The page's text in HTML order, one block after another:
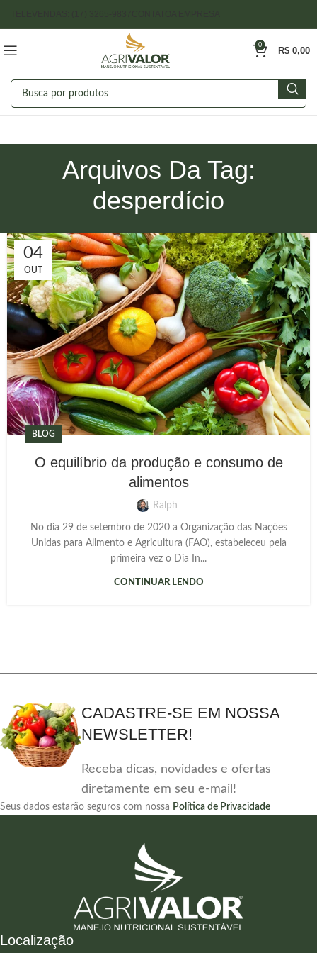
0 R$0,00
Arquivos Da Tag:
desperdício
04
OUT
BLOG
O equilíbrio da produção e consumo de
alimentos
Ralph
No dia 29 de setembro de 2020 a Organização das Nações
Unidas para Alimento e Agricultura (FAO), estabeleceu pela
primeira vez o Dia In...
CONTINUAR LENDO
CADASTRE-SE EM NOSSA
NEWSLETTER!
Receba dicas, novidades e ofertas
diretamente em seu e-mail!
Seus dados estarão seguros com nossa Política de Privacidade
Localização